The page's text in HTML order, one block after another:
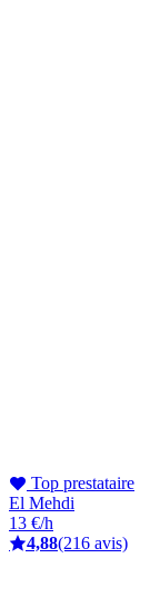
Top prestataire
El Mehdi
13 €/h
4,88(216 avis)